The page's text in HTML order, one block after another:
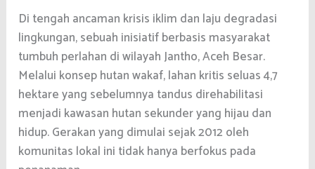
Di tengah ancaman krisis iklim dan laju degradasi
lingkungan, sebuah inisiatif berbasis masyarakat
tumbuh perlahan di wilayah Jantho, Aceh Besar.
Melalui konsep hutan wakaf, lahan kritis seluas 4,7
hektare yang sebelumnya tandus direhabilitasi
menjadi kawasan hutan sekunder yang hijau dan
hidup. Gerakan yang dimulai sejak 2012 oleh
komunitas lokal ini tidak hanya berfokus pada